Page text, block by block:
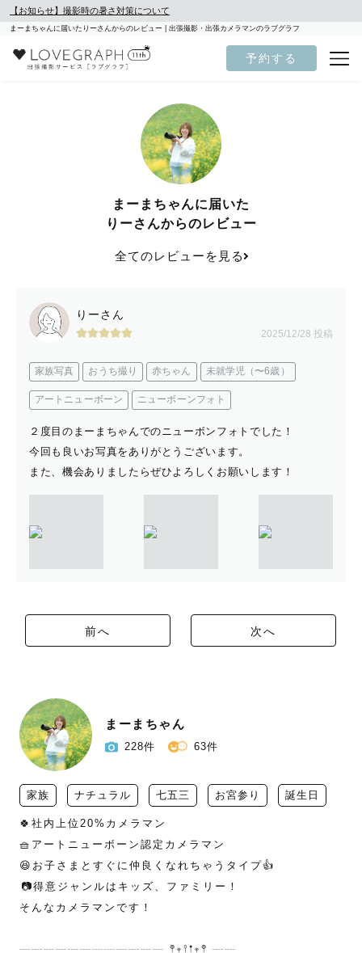
【お知らせ】撮影時の暑さ対策について
まーまちゃんに届いたりーさんからのレビュー | 出張撮影・出張カメラマンのラブグラフ
予約する
まーまちゃんに届いた
りーさんからのレビュー
全てのレビューを見る
りーさん
2025/12/28 投稿
家族写真 おうち撮り 赤ちゃん 未就学児（〜6歳）
アートニューボーン ニューボーンフォト
２度目のまーまちゃんでのニューボンフォトでした！
今回も良いお写真をありがとうございます。
また、機会ありましたらぜひよろしくお願いします！
前へ 次へ
まーまちゃん
228件 63件
家族 ナチュラル 七五三 お宮参り 誕生日
🍀社内上位20%カメラマン
🧺アートニューボーン認定カメラマン‬‬‬
😆お子さまとすぐに仲良くなれちゃうタイプ👍
︎📷得意ジャンルはキッズ、ファミリー！
そんなカメラマンです！
┈┈┈┈┈┈┈┈┈┈┈┈ 𖤣𖥧𖥣𖡡𖥧𖤣 ┈┈